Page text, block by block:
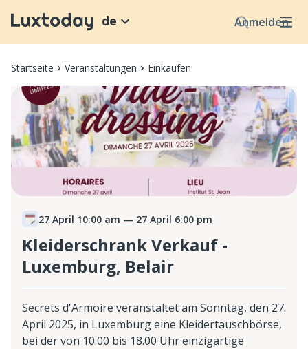
Anmelden
de
Startseite Veranstaltungen Einkaufen
27 April 10:00 am — 27 April 6:00 pm
Kleiderschrank Verkauf -
Luxemburg, Belair
Secrets d'Armoire veranstaltet am Sonntag, den 27.
April 2025, in Luxemburg eine Kleidertauschbörse,
bei der von 10.00 bis 18.00 Uhr einzigartige